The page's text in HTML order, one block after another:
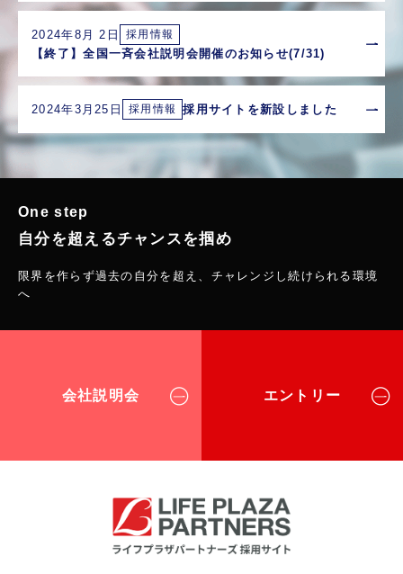
2024年8月 2日 採用情報
【終了】全国一斉会社説明会開催のお知らせ(7/31)
2024年3月25日 採用情報 採用サイトを新設しました
One step
自分を超えるチャンスを掴め
限界を作らず過去の自分を超え、チャレンジし続けられる環境
へ
会社説明会 エントリー